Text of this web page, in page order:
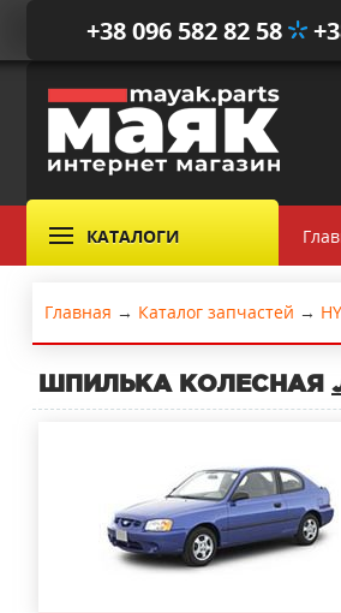
+38 096 582 82 58
КАТАЛОГИ
Главная → Каталог запчастей →
ШПИЛЬКА КОЛЕСНАЯ